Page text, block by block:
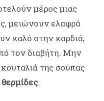
μέρος μιας
μειώνουν ελαφρά
καλό στην καρδιά,
τον διαβήτη. Μην
της σούπας
θερμίδες.